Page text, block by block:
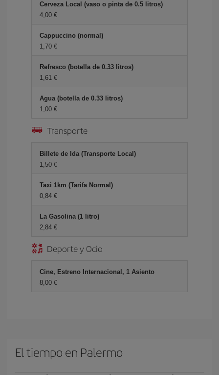
Cerveza Local (vaso o pinta de 0.5 litros)
4,00 €
Cappuccino (normal)
1,70 €
Refresco (botella de 0.33 litros)
1,61 €
Agua (botella de 0.33 litros)
1,00 €
Transporte
Billete de Ida (Transporte Local)
1,50 €
Taxi 1km (Tarifa Normal)
0,84 €
La Gasolina (1 litro)
2,84 €
Deporte y Ocio
Cine, Estreno Internacional, 1 Asiento
8,00 €
El tiempo en Palermo